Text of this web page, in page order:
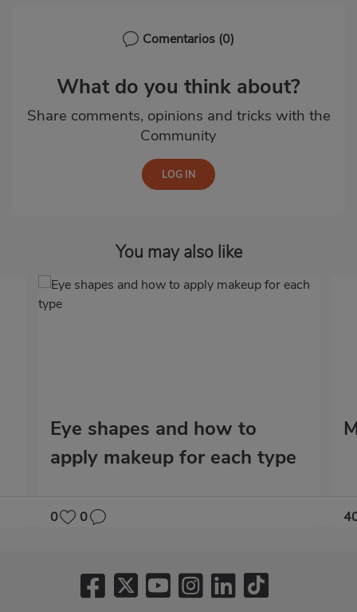
Comentarios (0)
What do you think about?
Share comments, opinions and tricks with the
Community
You may also like
Eye shapes and how to
apply makeup for each type
0 0